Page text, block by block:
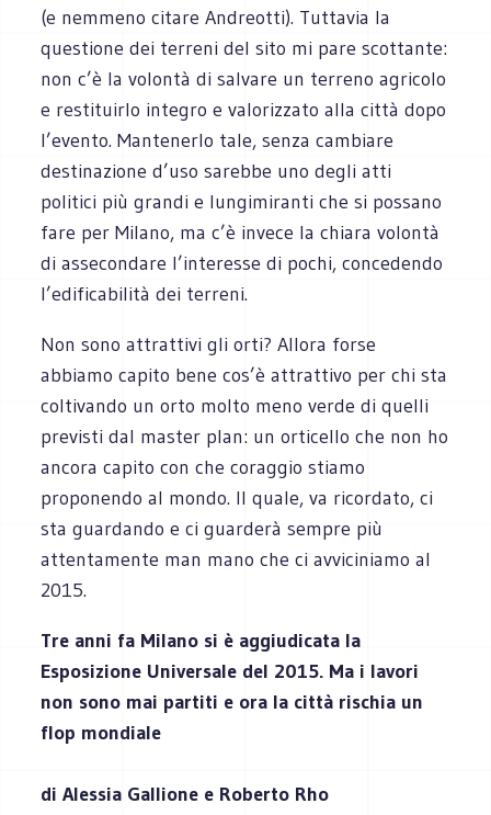
(e nemmeno citare Andreotti). Tuttavia la
questione dei terreni del sito mi pare scottante:
non c’è la volontà di salvare un terreno agricolo
e restituirlo integro e valorizzato alla città dopo
l’evento. Mantenerlo tale, senza cambiare
destinazione d’uso sarebbe uno degli atti
politici più grandi e lungimiranti che si possano
fare per Milano, ma c’è invece la chiara volontà
di assecondare l’interesse di pochi, concedendo
l’edificabilità dei terreni.
Non sono attrattivi gli orti? Allora forse
abbiamo capito bene cos’è attrattivo per chi sta
coltivando un orto molto meno verde di quelli
previsti dal master plan: un orticello che non ho
ancora capito con che coraggio stiamo
proponendo al mondo. Il quale, va ricordato, ci
sta guardando e ci guarderà sempre più
attentamente man mano che ci avviciniamo al
2015.
Tre anni fa Milano si è aggiudicata la
Esposizione Universale del 2015. Ma i lavori
non sono mai partiti e ora la città rischia un
flop mondiale
di Alessia Gallione e Roberto Rho